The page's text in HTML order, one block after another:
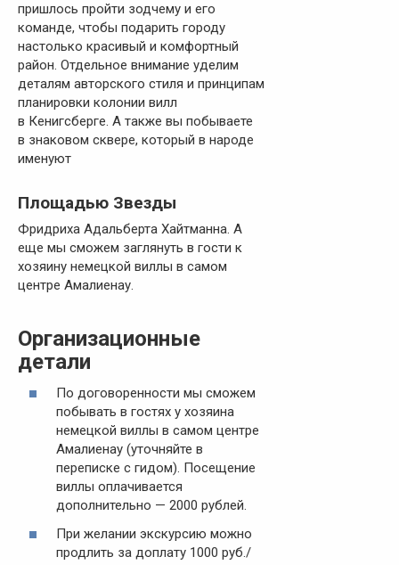
пришлось пройти зодчему и его
команде, чтобы подарить городу
настолько красивый и комфортный
район. Отдельное внимание уделим
деталям авторского стиля и принципам
планировки колонии вилл
в Кенигсберге. А также вы побываете
в знаковом сквере, который в народе
именуют
Площадью Звезды
Фридриха Адальберта Хайтманна. А
еще мы сможем заглянуть в гости к
хозяину немецкой виллы в самом
центре Амалиенау.
Организационные
детали
По договоренности мы сможем
побывать в гостях у хозяина
немецкой виллы в самом центре
Амалиенау (уточняйте в
переписке с гидом). Посещение
виллы оплачивается
дополнительно — 2000 рублей.
При желании экскурсию можно
продлить за доплату 1000 руб./